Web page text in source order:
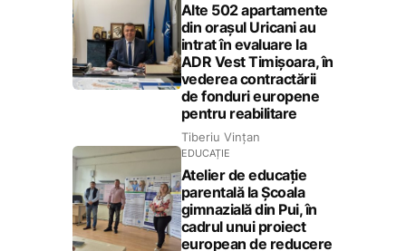
Alte 502 apartamente
din orașul Uricani au
intrat în evaluare la
ADR Vest Timișoara, în
vederea contractării
de fonduri europene
pentru reabilitare
Tiberiu Vințan
EDUCAȚIE
Atelier de educație
parentală la Școala
gimnazială din Pui, în
cadrul unui proiect
european de reducere